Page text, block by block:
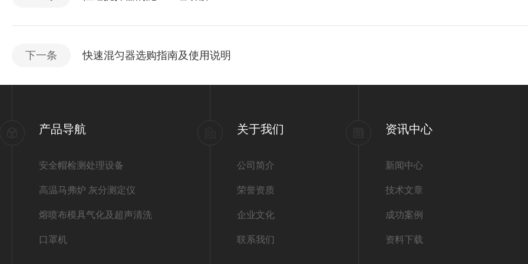
下一条 快速混匀器选购指南及使用说明
产品导航
安全帽检测处理设备
高温马弗炉 灰分测定仪
熔喷布模具气化及超声清洗
口罩机
关于我们
公司简介
荣誉资质
企业文化
联系我们
资讯中心
新闻中心
技术文章
成功案例
资料下载